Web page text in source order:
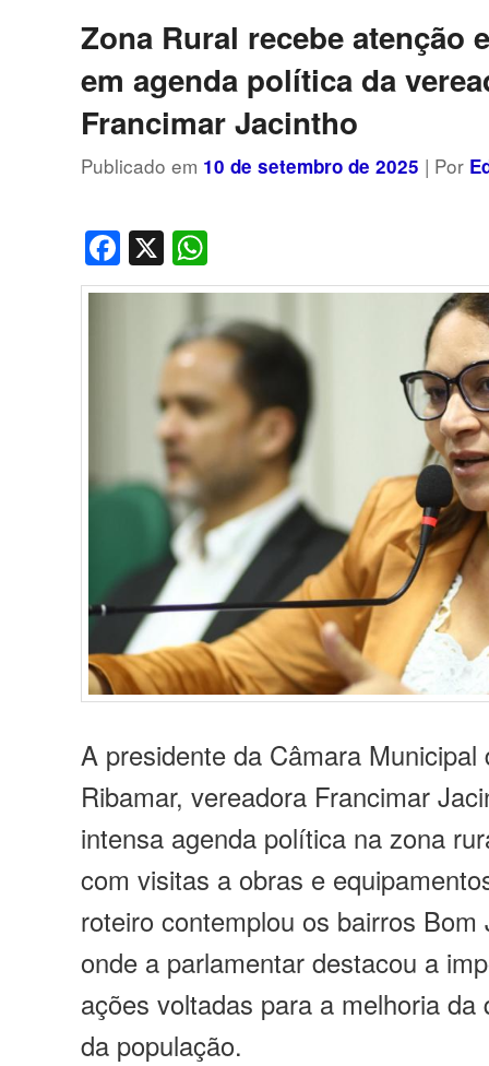
Zona Rural recebe atenção
em agenda política da
Francimar Jacintho
Publicado em 10 de setembro de 2025 | Por
Facebook
X
A presidente da Câmara
Ribamar, vereadora Francimar
intensa agenda política na zona
com visitas a obras e
roteiro contemplou os bairros
onde a parlamentar destacou a
ações voltadas para a melhoria da
da população.